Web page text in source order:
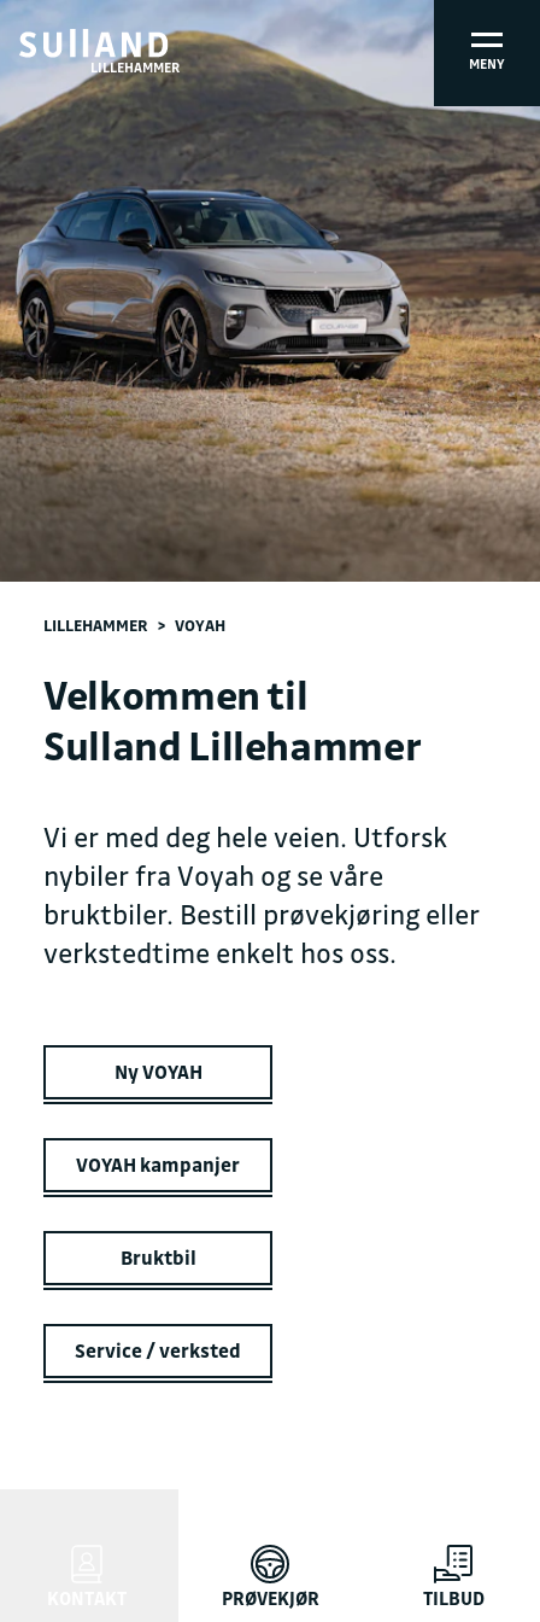
LILLEHAMMER MENY
LILLEHAMMER > VOYAH
Velkommen til
Sulland Lillehammer
Vi er med deg hele veien. Utforsk
nybiler fra Voyah og se våre
bruktbiler. Bestill prøvekjøring eller
verkstedtime enkelt hos oss.
Ny VOYAH
VOYAH kampanjer
Bruktbil
Service / verksted
PRØVEKJØR TILBUD